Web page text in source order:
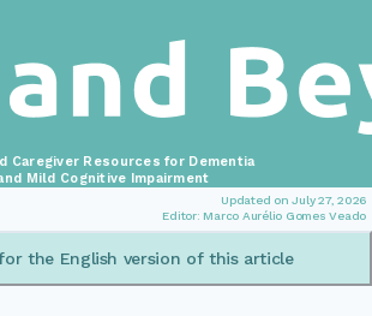
Updated on July 27, 2026
Editor: Marco Aurélio Gomes Veado
Caregiver Resources for Dementia
Mild Cognitive Impairment
the English version of this article